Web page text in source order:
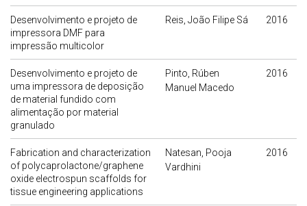
Desenvolvimento e projeto de
impressora DMF para
impressão multicolor
Reis, João Filipe Sá 2016
Desenvolvimento e projeto de
uma impressora de deposição
de material fundido com
alimentação por material
granulado
Pinto, Rúben
Manuel Macedo
2016
Fabrication and characterization
of polycaprolactone/graphene
oxide electrospun scaffolds for
tissue engineering applications
Natesan, Pooja
Vardhini
2016